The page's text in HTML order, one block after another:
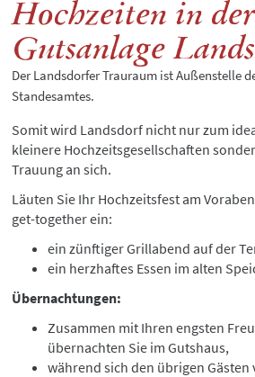
Hochzeiten in der
Gutsanlage
Der Landsdorfer Trauraum ist Außenstelle
Standesamtes.
Somit wird Landsdorf nicht nur zum
kleinere Hochzeitsgesellschaften
Trauung an sich.
Läuten Sie Ihr Hochzeitsfest am
get-together ein:
ein zünftiger Grillabend auf der
ein herzhaftes Essen im alten
Übernachtungen:
Zusammen mit Ihren engsten
übernachten Sie im Gutshaus,
während sich den übrigen Gästen